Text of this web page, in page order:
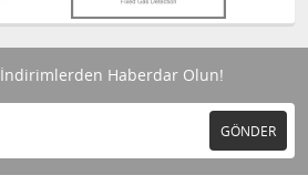
Haberdar Olun!
GÖNDER